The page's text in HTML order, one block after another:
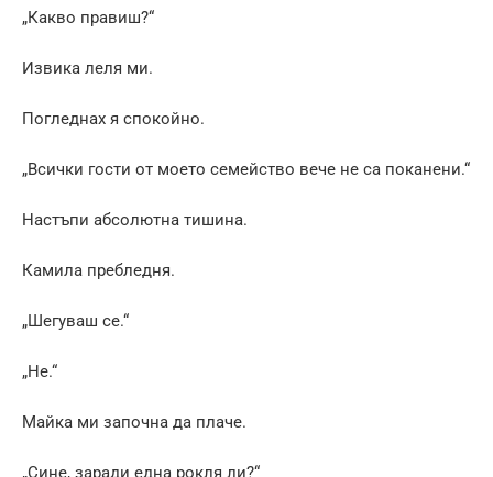
„Какво правиш?“
Извика леля ми.
Погледнах я спокойно.
„Всички гости от моето семейство вече не са поканени.“
Настъпи абсолютна тишина.
Камила пребледня.
„Шегуваш се.“
„Не.“
Майка ми започна да плаче.
„Сине, заради една рокля ли?“